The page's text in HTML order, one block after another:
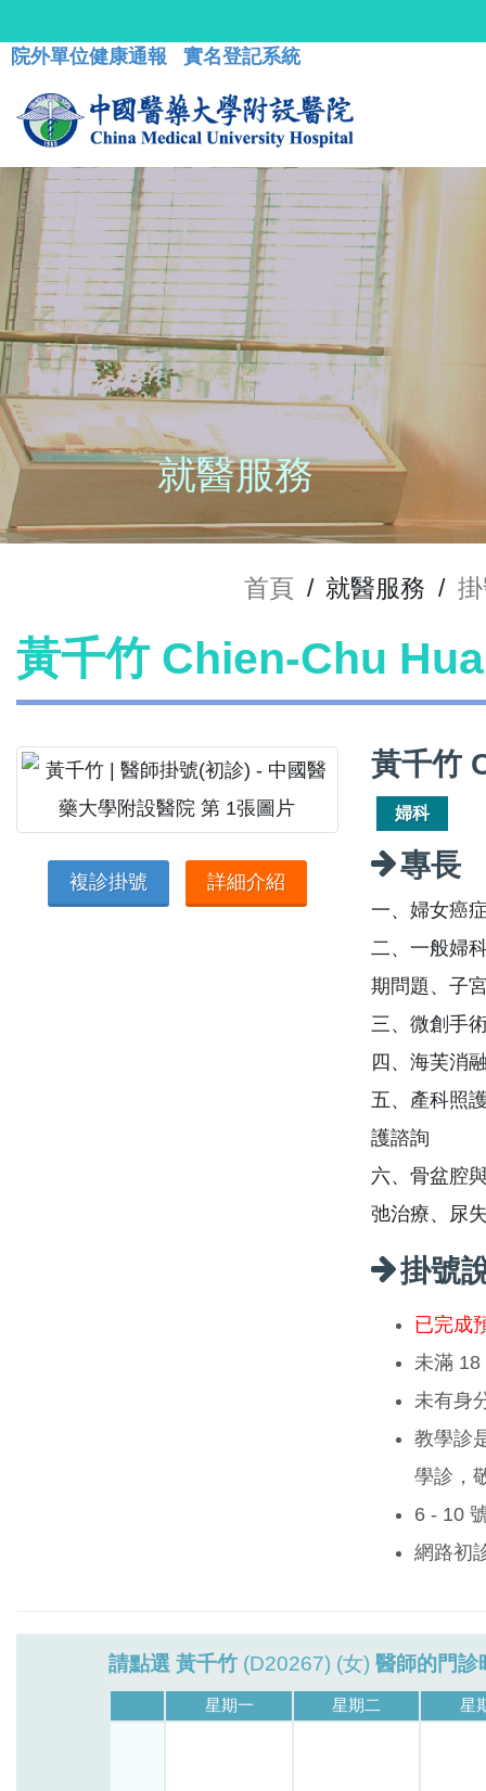
院外單位健康通報 實名登記系統
就醫服務
首頁 / 就醫服務 /
黃千竹 Chien-Chu
複診掛號 詳細介紹
黃千竹
婦科
專長
一、婦女癌
二、一般婦
期問題、子
三、微創手
四、海芙消
五、產科照
護諮詢
六、骨盆腔
弛治療、尿
掛號
已完成
未滿 18
未有身
教學診
學診，
6 - 10
網路初